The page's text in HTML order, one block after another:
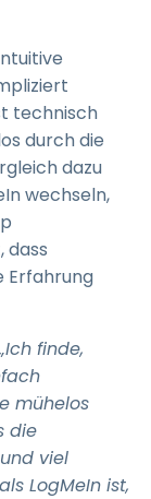
technisch
durch die
dazu
wechseln,
dass
Erfahrung
finde,
mühelos
die
viel
LogMeIn ist,